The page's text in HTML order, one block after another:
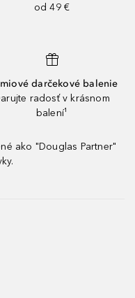
od 49 €
darčekové balenie
radosť v krásnom
balení¹
ako "Douglas Partner"